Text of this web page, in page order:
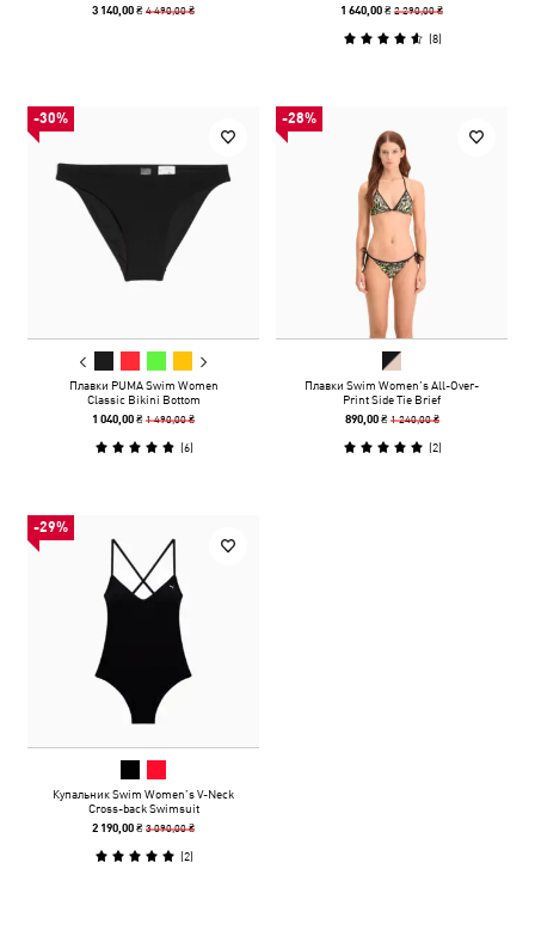
3 140,00 ₴4 490,00 ₴ 1 640,00 ₴2 290,00 ₴
(8)
-30%
Плавки PUMA Swim Women
Classic Bikini Bottom
1 040,00 ₴1 490,00 ₴
(6)
-28%
Плавки Swim Women’s All-Over-
Print Side Tie Brief
890,00 ₴ 1 240,00 ₴
(2)
-29%
Купальник Swim Women’s V-Neck
Cross-back Swimsuit
2 190,00 ₴3 090,00 ₴
(2)